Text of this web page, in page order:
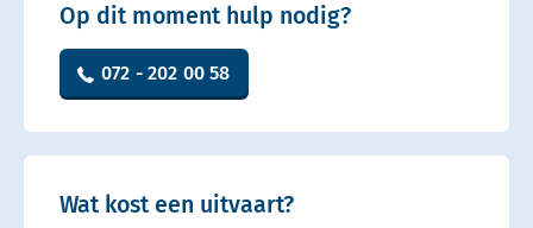
Op dit moment hulp nodig?
072 - 202 00 58
Wat kost een uitvaart?